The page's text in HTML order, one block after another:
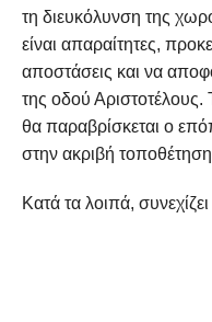
τη διευκόλυνση της
είναι απαραίτητες,
αποστάσεις και να
της οδού
θα παραβρίσκεται ο
στην ακριβή
Κατά τα λοιπά, συνεχίζει